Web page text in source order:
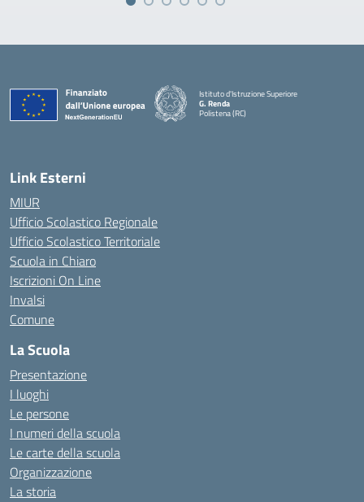
Istituto d'Istruzione Superiore
G. Renda
Polistena (RC)
Link Esterni
MIUR
Ufficio Scolastico Regionale
Ufficio Scolastico Territoriale
Scuola in Chiaro
Iscrizioni On Line
Invalsi
Comune
La Scuola
Presentazione
I luoghi
Le persone
I numeri della scuola
Le carte della scuola
Organizzazione
La storia